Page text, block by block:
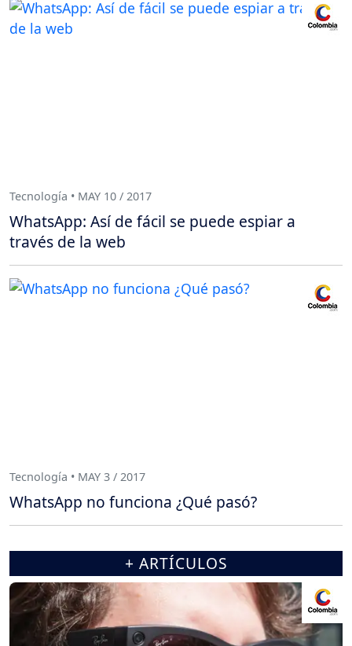
Tecnología • MAY 10 / 2017
WhatsApp: Así de fácil se puede espiar a
través de la web
Tecnología • MAY 3 / 2017
WhatsApp no funciona ¿Qué pasó?
+ ARTÍCULOS